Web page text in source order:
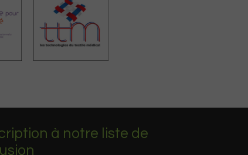
à notre liste de